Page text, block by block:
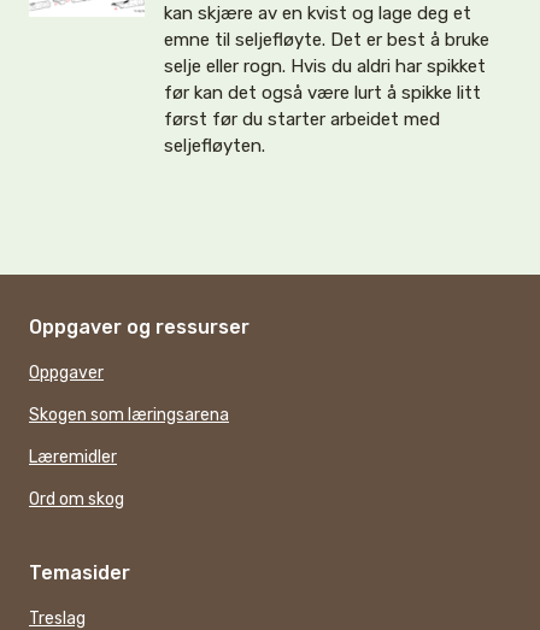
kan skjære av en kvist og lage deg et
emne til seljefløyte. Det er best å bruke
selje eller rogn. Hvis du aldri har spikket
før kan det også være lurt å spikke litt
først før du starter arbeidet med
seljefløyten.
Oppgaver og ressurser
Oppgaver
Skogen som læringsarena
Læremidler
Ord om skog
Temasider
Treslag